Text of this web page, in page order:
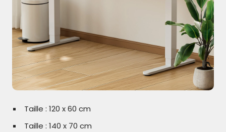
Taille : 120 x 60 cm
Taille : 140 x 70 cm